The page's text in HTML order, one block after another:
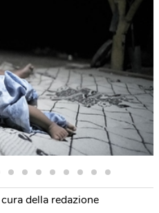
cura della redazione